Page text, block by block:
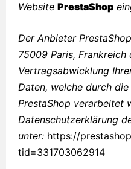
Website PrestaShop
Der Anbieter
75009 Paris, Frankreich
Vertragsabwicklung
Daten, welche durch
PrestaShop verarbeitet
Datenschutzerklärung
unter: https://
tid=331703062914